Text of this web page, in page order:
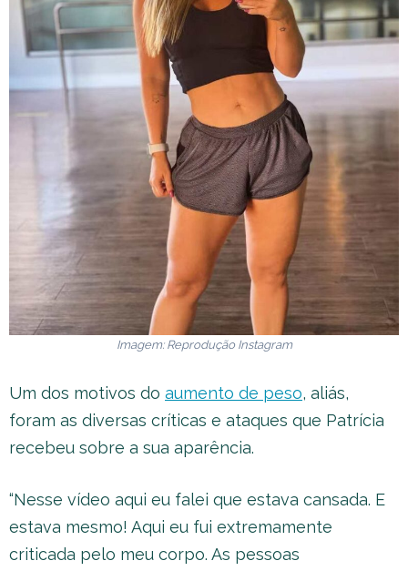
Imagem: Reprodução Instagram
Um dos motivos do aumento de peso, aliás,
foram as diversas críticas e ataques que Patrícia
recebeu sobre a sua aparência.
“Nesse vídeo aqui eu falei que estava cansada. E
estava mesmo! Aqui eu fui extremamente
criticada pelo meu corpo. As pessoas